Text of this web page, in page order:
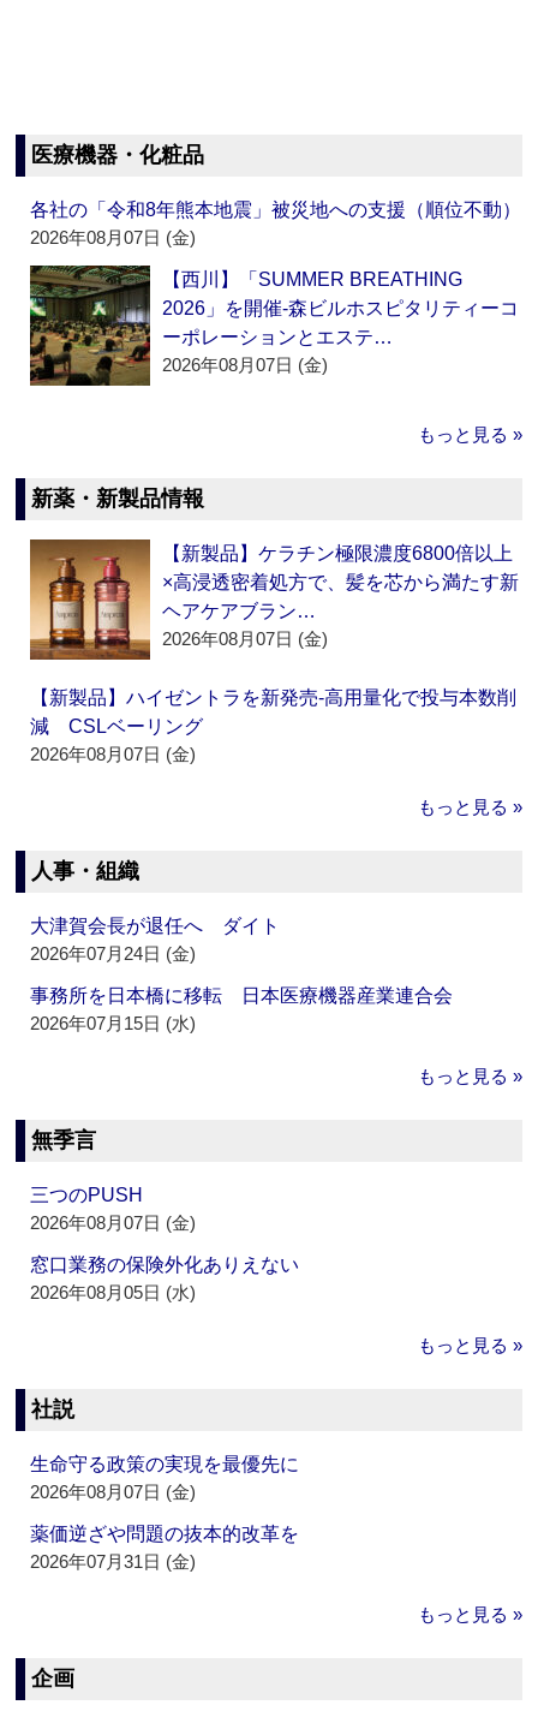
医療機器・化粧品
各社の「令和8年熊本地震」被災地への支援（順位不動）
2026年08月07日 (金)
【西川】「SUMMER BREATHING
2026」を開催‐森ビルホスピタリティーコ
ーポレーションとエステ…
2026年08月07日 (金)
もっと見る »
新薬・新製品情報
【新製品】ケラチン極限濃度6800倍以上
×高浸透密着処方で、髪を芯から満たす新
ヘアケアブラン…
2026年08月07日 (金)
【新製品】ハイゼントラを新発売‐高用量化で投与本数削
減 CSLベーリング
2026年08月07日 (金)
もっと見る »
人事・組織
大津賀会長が退任へ ダイト
2026年07月24日 (金)
事務所を日本橋に移転 日本医療機器産業連合会
2026年07月15日 (水)
もっと見る »
無季言
三つのPUSH
2026年08月07日 (金)
窓口業務の保険外化ありえない
2026年08月05日 (水)
もっと見る »
社説
生命守る政策の実現を最優先に
2026年08月07日 (金)
薬価逆ざや問題の抜本的改革を
2026年07月31日 (金)
もっと見る »
企画